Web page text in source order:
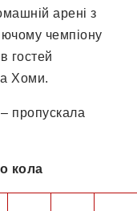
арені з
чемпіону
гостей
Хоми.
– пропускала
кола